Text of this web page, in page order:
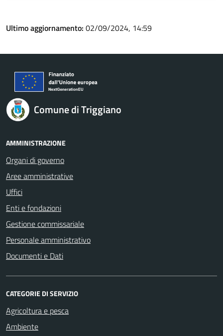
Ultimo aggiornamento: 02/09/2024, 14:59
Comune di Triggiano
AMMINISTRAZIONE
Organi di governo
Aree amministrative
Uffici
Enti e fondazioni
Gestione commissariale
Personale amministrativo
Documenti e Dati
CATEGORIE DI SERVIZIO
Agricoltura e pesca
Ambiente